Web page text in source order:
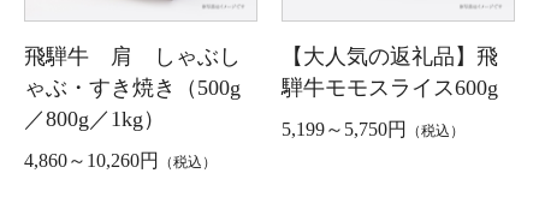
飛騨牛 肩 しゃぶし
ゃぶ・すき焼き（500g
／800g／1kg）
4,860～10,260円 （税込）
【大人気の返礼品】飛
騨牛モモスライス600g
5,199～5,750円 （税込）